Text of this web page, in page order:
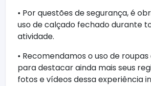
• Por questões de segurança, é
uso de calçado fechado durante
atividade.
• Recomendamos o uso de
para destacar ainda mais seus
fotos e vídeos dessa experiência